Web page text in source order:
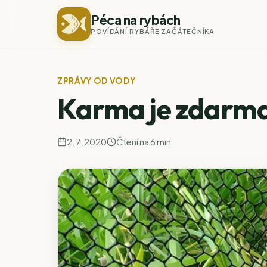
Péca na rybách
POVÍDÁNÍ RYBÁŘE ZAČÁTEČNÍKA
ZPRÁVY OD VODY
Karma je
2. 7. 2020 Čtení na 6 min